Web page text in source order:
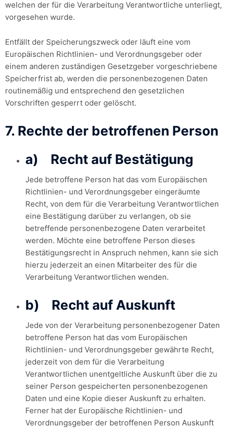
welchen der für die Verarbeitung Verantwortliche unterliegt,
vorgesehen wurde.
Entfällt der Speicherungszweck oder läuft eine vom
Europäischen Richtlinien- und Verordnungsgeber oder
einem anderen zuständigen Gesetzgeber vorgeschriebene
Speicherfrist ab, werden die personenbezogenen Daten
routinemäßig und entsprechend den gesetzlichen
Vorschriften gesperrt oder gelöscht.
7. Rechte der betroffenen Person
a) Recht auf Bestätigung
Jede betroffene Person hat das vom Europäischen
Richtlinien- und Verordnungsgeber eingeräumte
Recht, von dem für die Verarbeitung Verantwortlichen
eine Bestätigung darüber zu verlangen, ob sie
betreffende personenbezogene Daten verarbeitet
werden. Möchte eine betroffene Person dieses
Bestätigungsrecht in Anspruch nehmen, kann sie sich
hierzu jederzeit an einen Mitarbeiter des für die
Verarbeitung Verantwortlichen wenden.
b) Recht auf Auskunft
Jede von der Verarbeitung personenbezogener Daten
betroffene Person hat das vom Europäischen
Richtlinien- und Verordnungsgeber gewährte Recht,
jederzeit von dem für die Verarbeitung
Verantwortlichen unentgeltliche Auskunft über die zu
seiner Person gespeicherten personenbezogenen
Daten und eine Kopie dieser Auskunft zu erhalten.
Ferner hat der Europäische Richtlinien- und
Verordnungsgeber der betroffenen Person Auskunft